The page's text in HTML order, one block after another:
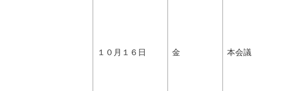
１０月１６日 金 本会議